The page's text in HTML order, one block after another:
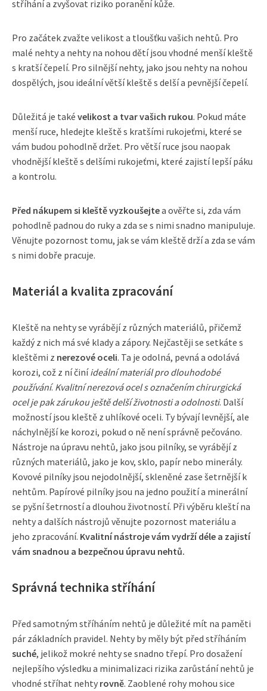
stříhání a zvyšovat riziko poranění kůže.
Pro začátek zvažte velikost a tloušťku vašich nehtů. Pro
malé nehty a nehty na nohou dětí jsou vhodné menší kleště
s kratší čepelí. Pro silnější nehty, jako jsou nehty na nohou
dospělých, jsou ideální větší kleště s delší a pevnější čepelí.
Důležitá je také velikost a tvar vašich rukou. Pokud máte
menší ruce, hledejte kleště s kratšími rukojeťmi, které se
vám budou pohodlně držet. Pro větší ruce jsou naopak
vhodnější kleště s delšími rukojeťmi, které zajistí lepší páku
a kontrolu.
Před nákupem si kleště vyzkoušejtea ověřte si, zda vám
pohodlně padnou do ruky a zda se s nimi snadno manipuluje.
Věnujte pozornost tomu, jak se vám kleště drží a zda se vám
s nimi dobře pracuje.
Materiál a kvalita zpracování
Kleště na nehty se vyrábějí z různých materiálů, přičemž
každý z nich má své klady a zápory. Nejčastěji se setkáte s
kleštěmi z nerezové oceli. Ta je odolná, pevná a odolává
korozi, což z ní činíideální materiál pro dlouhodobé
používání. Kvalitní nerezová ocel s označením chirurgická
ocel je pak zárukou ještě delší životnosti a odolnosti. Další
možností jsou kleště z uhlíkové oceli. Ty bývají levnější, ale
náchylnější ke korozi, pokud o ně není správně pečováno.
Nástroje na úpravu nehtů, jako jsou pilníky, se vyrábějí z
různých materiálů, jako je kov, sklo, papír nebo minerály.
Kovové pilníky jsou nejodolnější, skleněné zase šetrnější k
nehtům. Papírové pilníky jsou na jedno použití a minerální
se pyšní šetrností a dlouhou životností. Při výběru kleští na
nehty a dalších nástrojů věnujte pozornost materiálu a
jeho zpracování. Kvalitní nástroje vám vydrží déle a zajistí
vám snadnou a bezpečnou úpravu nehtů.
Správná technika stříhání
Před samotným stříháním nehtů je důležité mít na paměti
pár základních pravidel. Nehty by měly být před stříháním
suché, jelikož mokré nehty se snadno třepí. Pro dosažení
nejlepšího výsledku a minimalizaci rizika zarůstání nehtů je
vhodné stříhat nehty rovně. Zaoblené rohy mohou sice